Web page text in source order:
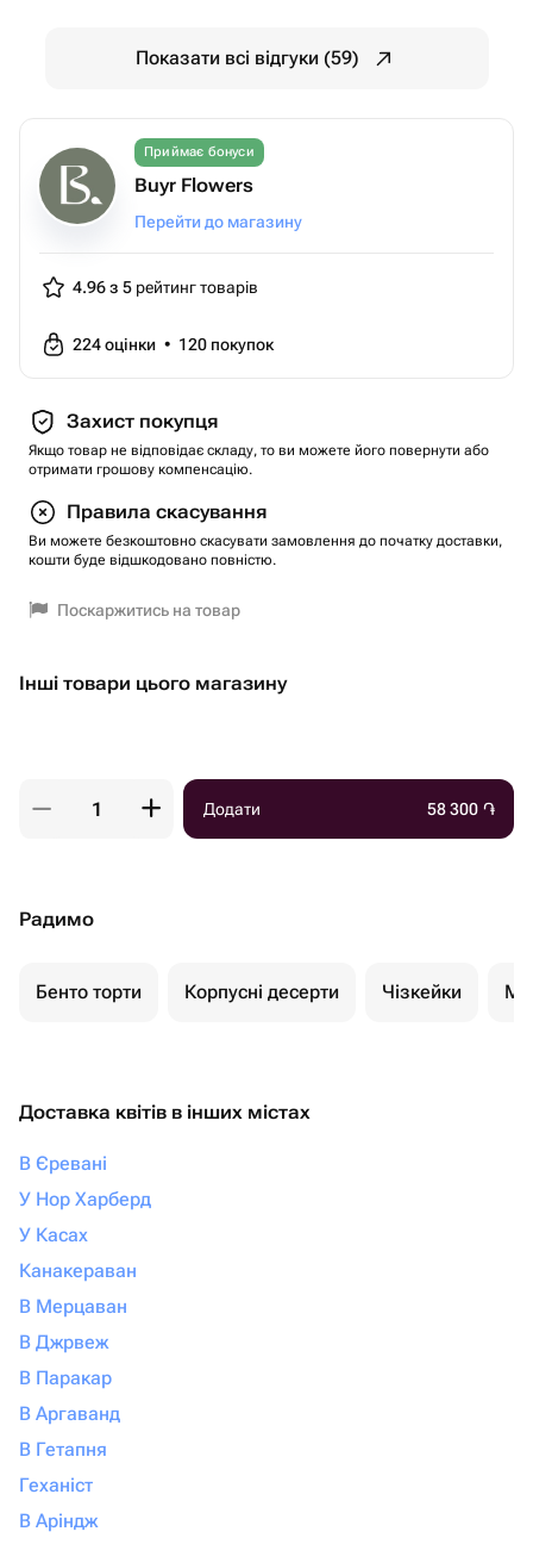
Показати всі відгуки (59)
Приймає бонуси
Buyr Flowers
Перейти до магазину
4.96 з 5 рейтинг товарів
224оцінки • 120 покупок
Захист покупця
Якщо товар не відповідає складу, то ви можете його повернути або
отримати грошову компенсацію.
Правила скасування
Ви можете безкоштовно скасувати замовлення до початку доставки,
кошти буде відшкодовано повністю.
Поскаржитись на товар
Інші товари цього магазину
Додати 58 300 ֏
Радимо
Бенто торти Корпусні десерти Чізкейки
Доставка квітів в інших містах
В Єревані
У Нор Харберд
У Касах
Канакераван
В Мерцаван
В Джрвеж
В Паракар
В Аргаванд
В Гетапня
Геханіст
В Аріндж